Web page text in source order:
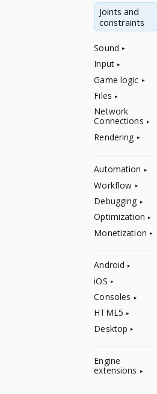
Joints and
constraints
Sound
Input
Game logic
Files
Network
Connections
Rendering
Automation
Workflow
Debugging
Optimization
Monetization
Android
iOS
Consoles
HTML5
Desktop
Engine
extensions